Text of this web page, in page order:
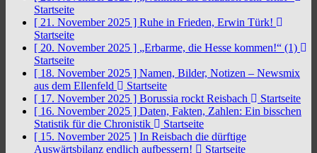
Startseite
[ 21. November 2025 ] Ruhe in Frieden, Erwin Türk!
Startseite
[ 20. November 2025 ] „Erbarme, die Hesse kommen!“ (1)
Startseite
[ 18. November 2025 ] Namen, Bilder, Notizen – Newsmix
aus dem Ellenfeld
Startseite
[ 17. November 2025 ] Borussia rockt Reisbach
Startseite
[ 16. November 2025 ] Daten, Fakten, Zahlen: Ein bisschen
Statistik für die Chronistik
Startseite
[ 15. November 2025 ] In Reisbach die dürftige
Auswärtsbilanz endlich aufbessern!
Startseite